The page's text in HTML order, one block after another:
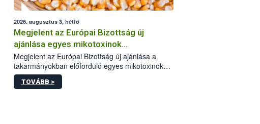
2026. augusztus 3, hétfő
Megjelent az Európai Bizottság új
ajánlása egyes mikotoxinok
takarmányokban való jelenlétéről
Megjelent az Európai Bizottság új ajánlása a
takarmányokban előforduló egyes mikotoxinokkal
kapcsolatban. A dokumentum 2027-től új
irányértékek alkalmazását írja elő, és a jelenleg
TOVÁBB >